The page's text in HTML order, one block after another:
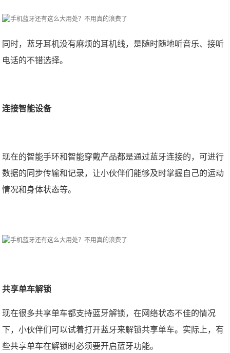
同时，蓝牙耳机没有麻烦的耳机线，是随时随地听音乐、接听
电话的不错选择。
连接智能设备
现在的智能手环和智能穿戴产品都是通过蓝牙连接的，可进行
数据的同步传输和记录，让小伙伴们能够及时掌握自己的运动
情况和身体状态等。
共享单车解锁
现在很多共享单车都支持蓝牙解锁，在网络状态不佳的情况
下，小伙伴们可以试着打开蓝牙来解锁共享单车。实际上，有
些共享单车在解锁时必须要开启蓝牙功能。